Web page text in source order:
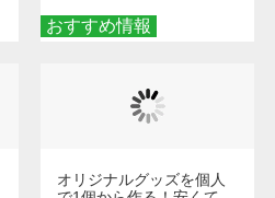
おすすめ情報
ダーメイドする魅力と選
び方
オリジナルグッズを個人